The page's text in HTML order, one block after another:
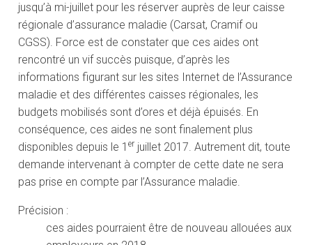
jusqu’à mi-juillet pour les réserver auprès de leur caisse
régionale d’assurance maladie (Carsat, Cramif ou
CGSS). Force est de constater que ces aides ont
rencontré un vif succès puisque, d’après les
informations figurant sur les sites Internet de l’Assurance
maladie et des différentes caisses régionales, les
budgets mobilisés sont d’ores et déjà épuisés. En
conséquence, ces aides ne sont finalement plus
disponibles depuis le 1er juillet 2017. Autrement dit, toute
demande intervenant à compter de cette date ne sera
pas prise en compte par l’Assurance maladie.
Précision :
ces aides pourraient être de nouveau allouées aux